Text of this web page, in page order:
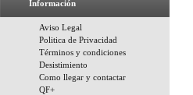
Información
Aviso Legal
Politica de Privacidad
Términos y condiciones
Desistimiento
Como llegar y contactar
QF+